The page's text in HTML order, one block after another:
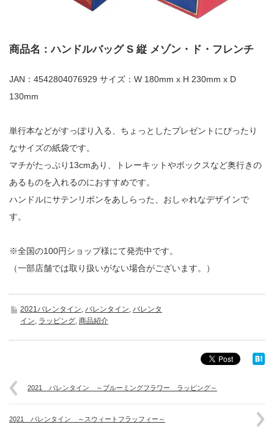
商品名：ハンドルバッグ S 縦 メゾン・ド・フレンチ
JAN：4542804076929 サイズ：W 180mm x H 230mm x D
130mm
単行本などがすっぽり入る、ちょっとしたプレゼントにぴったり
なサイズの紙袋です。
マチがたっぷり13cmあり、トレーキットやボックスなど奥行きの
あるものを入れるのにおすすめです。
ハンドルにサテンリボンをあしらった、おしゃれなデザインで
す。
※全国の100円ショップ様にて発売中です。
（一部店舗では取り扱いがない場合がございます。）
2021バレンタイン バレンタイン バレンタ
イン ラッピング 商品紹介
2021 バレンタイン ～ブルーミングフラワー ラッピング～
2021 バレンタイン ～スウィートフラッフィー～